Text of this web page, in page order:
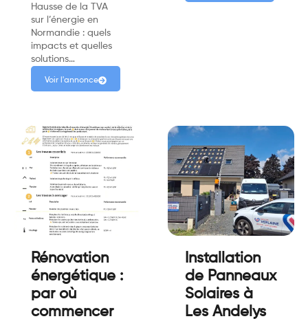
Hausse de la TVA
sur l’énergie en
Normandie : quels
impacts et quelles
solutions…
Voir l'annonce
Rénovation
énergétique :
par où
commencer
Installation
de Panneaux
Solaires à
Les Andelys